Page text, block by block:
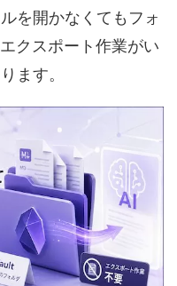
を開かなくてもフォ
クスポート作業がい
ます。